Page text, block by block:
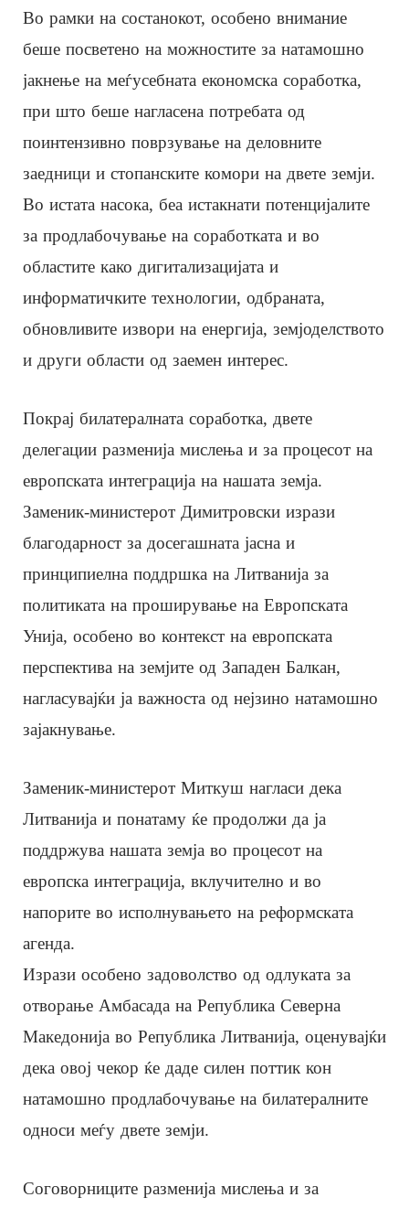
Во рамки на состанокот, особено внимание
беше посветено на можностите за натамошно
јакнење на меѓусебната економска соработка,
при што беше нагласена потребата од
поинтензивно поврзување на деловните
заедници и стопанските комори на двете земји.
Во истата насока, беа истакнати потенцијалите
за продлабочување на соработката и во
областите како дигитализацијата и
информатичките технологии, одбраната,
обновливите извори на енергија, земјоделството
и други области од заемен интерес.
Покрај билатералната соработка, двете
делегации разменија мислења и за процесот на
европската интеграција на нашата земја.
Заменик-министерот Димитровски изрази
благодарност за досегашната јасна и
принципиелна поддршка на Литванија за
политиката на проширување на Европската
Унија, особено во контекст на европската
перспектива на земјите од Западен Балкан,
нагласувајќи ја важноста од нејзино натамошно
зајакнување.
Заменик-министерот Миткуш нагласи дека
Литванија и понатаму ќе продолжи да ја
поддржува нашата земја во процесот на
европска интеграција, вклучително и во
напорите во исполнувањето на реформската
агенда.
Изрази особено задоволство од одлуката за
отворање Амбасада на Република Северна
Македонија во Република Литванија, оценувајќи
дека овој чекор ќе даде силен поттик кон
натамошно продлабочување на билатералните
односи меѓу двете земји.
Соговорниците разменија мислења и за